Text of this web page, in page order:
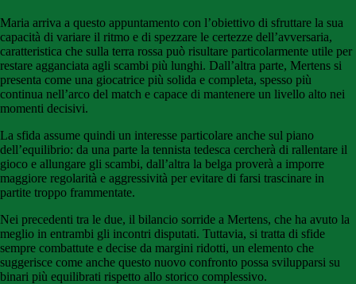
Maria arriva a questo appuntamento con l’obiettivo di sfruttare la sua
capacità di variare il ritmo e di spezzare le certezze dell’avversaria,
caratteristica che sulla terra rossa può risultare particolarmente utile per
restare agganciata agli scambi più lunghi. Dall’altra parte, Mertens si
presenta come una giocatrice più solida e completa, spesso più
continua nell’arco del match e capace di mantenere un livello alto nei
momenti decisivi.
La sfida assume quindi un interesse particolare anche sul piano
dell’equilibrio: da una parte la tennista tedesca cercherà di rallentare il
gioco e allungare gli scambi, dall’altra la belga proverà a imporre
maggiore regolarità e aggressività per evitare di farsi trascinare in
partite troppo frammentate.
Nei precedenti tra le due, il bilancio sorride a Mertens, che ha avuto la
meglio in entrambi gli incontri disputati. Tuttavia, si tratta di sfide
sempre combattute e decise da margini ridotti, un elemento che
suggerisce come anche questo nuovo confronto possa svilupparsi su
binari più equilibrati rispetto allo storico complessivo.